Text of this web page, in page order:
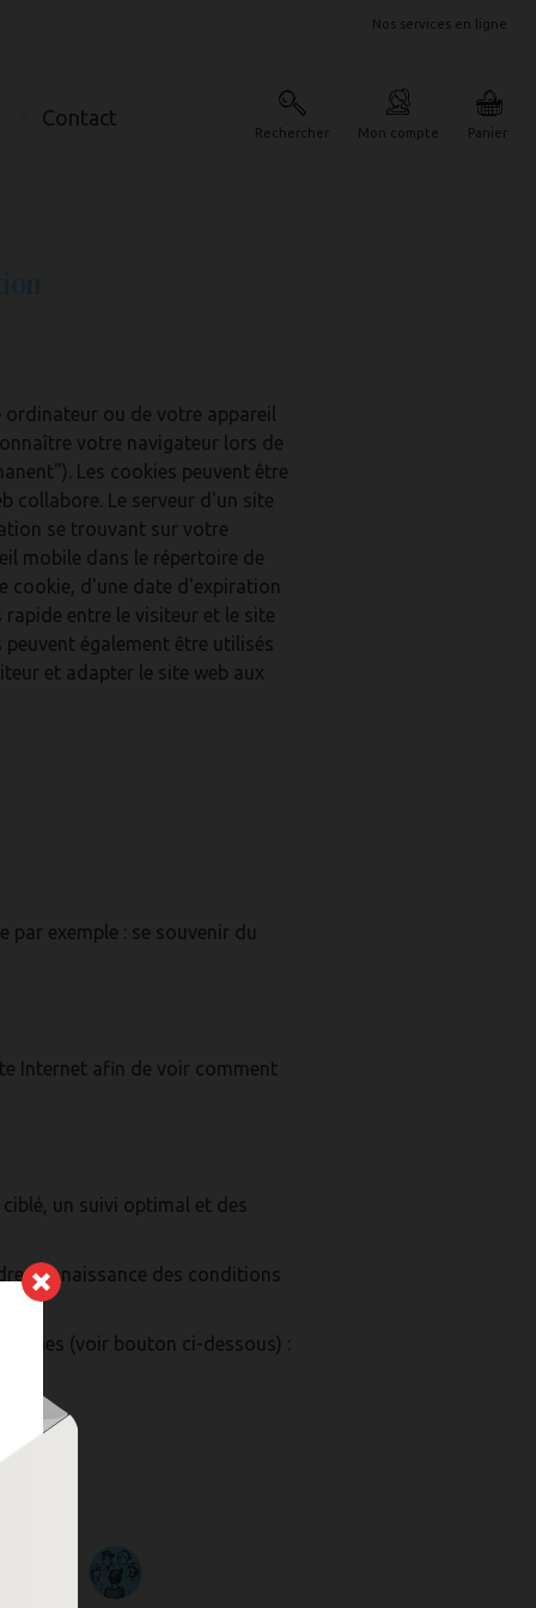
Nos services en ligne
Contact
Rechercher Mon compte Panier
ou de votre appareil
votre navigateur lors de
Les cookies peuvent être
collabore. Le serveur d'un site
se trouvant sur votre
mobile dans le répertoire de
cookie, d'une date d'expiration
entre le visiteur et le site
également être utilisés
et adapter le site web aux
exemple : se souvenir du
Internet afin de voir comment
un suivi optimal et des
connaissance des conditions
(voir bouton ci-dessous) :